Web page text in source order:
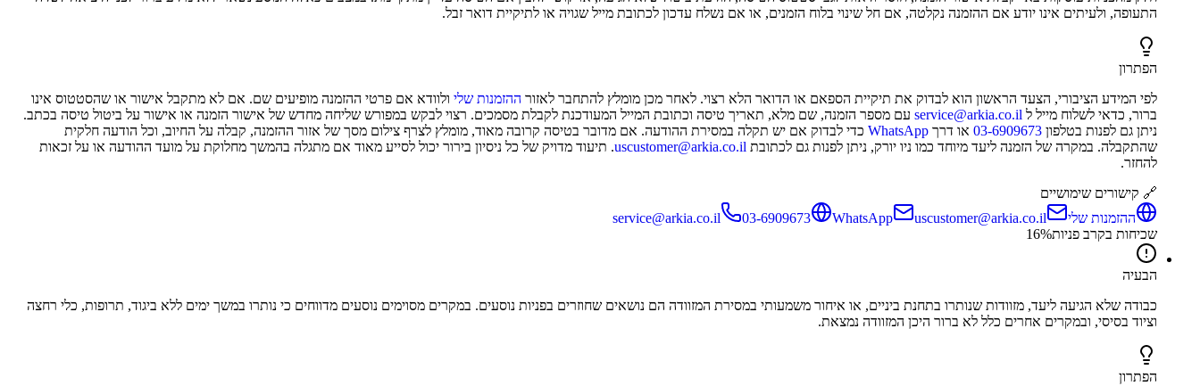
התעופה, ולעיתים אינו יודע אם ההזמנה נקלטה, אם חל שינוי בלוח הזמנים, או אם נשלח עדכון לכתובת מייל שגויה או לתיקיית דואר זבל.
הפתרון
לפי המידע הציבורי, הצעד הראשון הוא לבדוק את תיקיית הספאם או הדואר הלא רצוי. לאחר מכן מומלץ להתחבר לאזור ההזמנות שלי ולוודא אם פרטי ההזמנה מופיעים שם. אם לא מתקבל אישור או שהסטטוס אינו
ברור, כדאי לשלוח מייל ל service@arkia.co.il עם מספר הזמנה, שם מלא, תאריך טיסה וכתובת המייל המעודכנת לקבלת מסמכים. רצוי לבקש במפורש שליחה מחדש של אישור הזמנה או אישור על ביטול טיסה בכתב.
ניתן גם לפנות בטלפון 03-6909673 או דרך WhatsApp כדי לבדוק אם יש תקלה במסירת ההודעה. אם מדובר בטיסה קרובה מאוד, מומלץ לצרף צילום מסך של אזור ההזמנה, קבלה על החיוב, וכל הודעה חלקית
שהתקבלה. במקרה של הזמנה ליעד מיוחד כמו ניו יורק, ניתן לפנות גם לכתובת uscustomer@arkia.co.il. תיעוד מדויק של כל ניסיון בירור יכול לסייע מאוד אם מתגלה בהמשך מחלוקת על מועד ההודעה או על זכאות
להחזר.
🔗 קישורים שימושיים
ההזמנות שלי
service@arkia.co.il 03-6909673 WhatsApp
uscustomer@arkia.co.il
שכיחות בקרב פניות
16%
הבעיה
כבודה שלא הגיעה ליעד, מזוודות שנותרו בתחנת ביניים, או איחור משמעותי במסירת המזוודה הם נושאים שחוזרים בפניות נוסעים. במקרים מסוימים נוסעים מדווחים כי נותרו במשך ימים ללא ביגוד, תרופות, כלי רחצה
וציוד בסיסי, ובמקרים אחרים כלל לא ברור היכן המזוודה נמצאת.
הפתרון